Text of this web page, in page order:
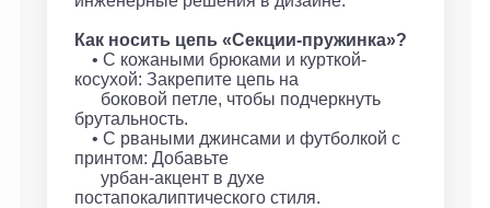
Как носить цепь «Секции-пружинка»?
• С кожаными брюками и курткой-
косухой: Закрепите цепь на
боковой петле, чтобы подчеркнуть
брутальность.
• С рваными джинсами и футболкой с
принтом: Добавьте
урбан-акцент в духе
постапокалиптического стиля.